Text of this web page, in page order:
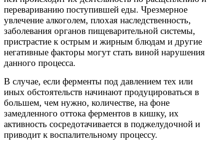
перевариванию поступившей еды. Чрезмерное
увлечение алкоголем, плохая наследственность,
заболевания органов пищеварительной системы,
пристрастие к острым и жирным блюдам и другие
негативные факторы могут стать виной нарушения
данного процесса.
В случае, если ферменты под давлением тех или
иных обстоятельств начинают продуцироваться в
большем, чем нужно, количестве, на фоне
замедленного оттока ферментов в кишку, их
активность сосредотачивается в поджелудочной и
приводит к воспалительному процессу.